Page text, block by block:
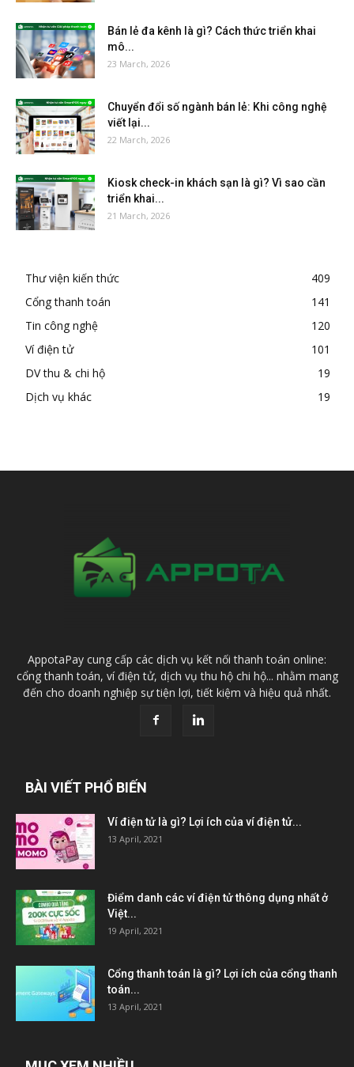
Bán lẻ đa kênh là gì? Cách thức triển khai
mô...
23 March, 2026
Chuyển đổi số ngành bán lẻ: Khi công nghệ
viết lại...
22 March, 2026
Kiosk check-in khách sạn là gì? Vì sao cần
triển khai...
21 March, 2026
Thư viện kiến thức
409
Cổng thanh toán
141
Tin công nghệ
120
Ví điện tử
101
DV thu & chi hộ
19
Dịch vụ khác
19
AppotaPay cung cấp các dịch vụ kết nối thanh toán online:
cổng thanh toán, ví điện tử, dịch vụ thu hộ chi hộ... nhằm mang
đến cho doanh nghiệp sự tiện lợi, tiết kiệm và hiệu quả nhất.
BÀI VIẾT PHỔ BIẾN
Ví điện tử là gì? Lợi ích của ví điện tử...
13 April, 2021
Điểm danh các ví điện tử thông dụng nhất ở
Việt...
19 April, 2021
Cổng thanh toán là gì? Lợi ích của cổng thanh
toán...
13 April, 2021